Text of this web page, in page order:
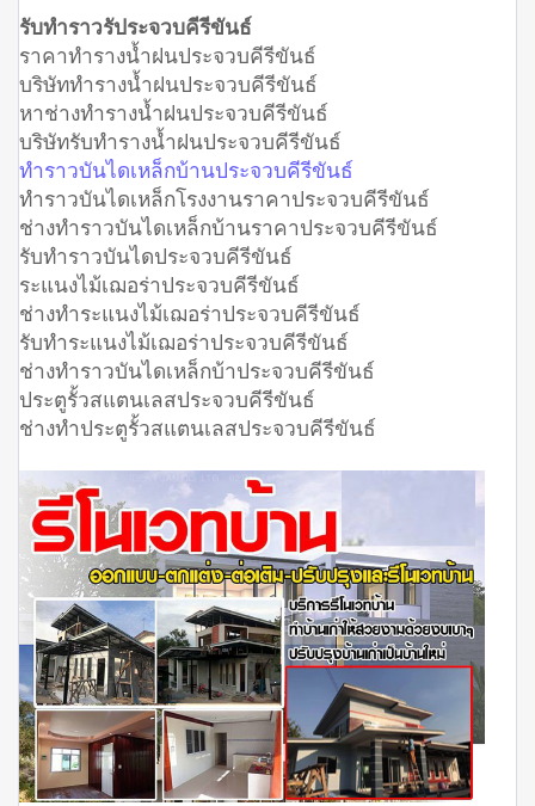
รับทำราวรัประจวบคีรีขันธ์
ราคาทำรางน้ำฝนประจวบคีรีขันธ์
บริษัททำรางน้ำฝนประจวบคีรีขันธ์
หาช่างทำรางน้ำฝนประจวบคีรีขันธ์
บริษัทรับทำรางน้ำฝนประจวบคีรีขันธ์
ทำราวบันไดเหล็กบ้านประจวบคีรีขันธ์
ทำราวบันไดเหล็กโรงงานราคาประจวบคีรีขันธ์
ช่างทำราวบันไดเหล็กบ้านราคาประจวบคีรีขันธ์
รับทำราวบันไดประจวบคีรีขันธ์
ระแนงไม้เฌอร่าประจวบคีรีขันธ์
ช่างทำระแนงไม้เฌอร่าประจวบคีรีขันธ์
รับทำระแนงไม้เฌอร่าประจวบคีรีขันธ์
ช่างทำราวบันไดเหล็กบ้าประจวบคีรีขันธ์
ประตูรั้วสแตนเลสประจวบคีรีขันธ์
ช่างทำประตูรั้วสแตนเลสประจวบคีรีขันธ์